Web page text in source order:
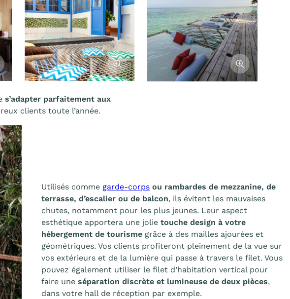
l'image Afficher l'image Afficher l'image
s’adapter parfaitement aux
clients toute l’année.
Utilisés comme garde-corps ou rambardes de mezzanine, de
terrasse, d’escalier ou de balcon, ils évitent les mauvaises
chutes, notamment pour les plus jeunes. Leur aspect
esthétique apportera une jolie touche design à votre
hébergement de tourisme grâce à des mailles ajourées et
géométriques. Vos clients profiteront pleinement de la vue sur
vos extérieurs et de la lumière qui passe à travers le filet. Vous
pouvez également utiliser le filet d’habitation vertical pour
faire une séparation discrète et lumineuse de deux pièces,
dans votre hall de réception par exemple.